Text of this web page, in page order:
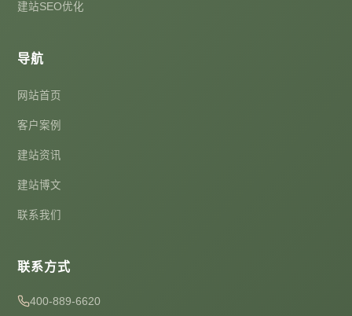
建站SEO优化
导航
网站首页
客户案例
建站资讯
建站博文
联系我们
联系方式
400-889-6620